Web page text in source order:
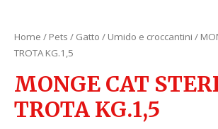
Home / Pets / Gatto / Umido e croccantini /
TROTA KG.1,5
MONGE CAT
TROTA KG.1,5